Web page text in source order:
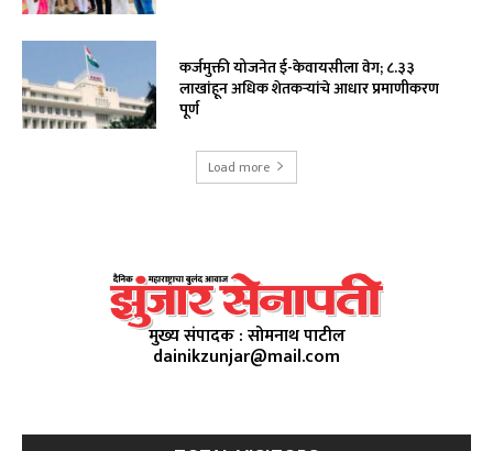
कर्जमुक्ती योजनेत ई-केवायसीला वेग; ८.३३
लाखांहून अधिक शेतकऱ्यांचे आधार प्रमाणीकरण
पूर्ण
Load more
मुख्य संपादक : सोमनाथ पाटील
dainikzunjar@mail.com